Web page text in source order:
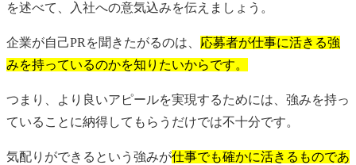
を述べて、入社への意気込みを伝えましょう。
企業が自己PRを聞きたがるのは、 応募者が仕事に活きる強
みを持っているのかを知りたいからです。
つまり、より良いアピールを実現するためには、強みを持っ
ていることに納得してもらうだけでは不十分です。
気配りができるという強みが仕事でも確かに活きるものであ